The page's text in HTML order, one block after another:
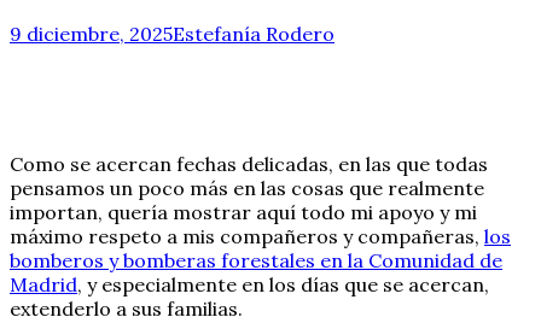
9 diciembre, 2025Estefanía Rodero
Como se acercan fechas delicadas, en las que todas
pensamos un poco más en las cosas que realmente
importan, quería mostrar aquí todo mi apoyo y mi
máximo respeto a mis compañeros y compañeras, los
bomberos y bomberas forestales en la Comunidad de
Madrid, y especialmente en los días que se acercan,
extenderlo a sus familias.